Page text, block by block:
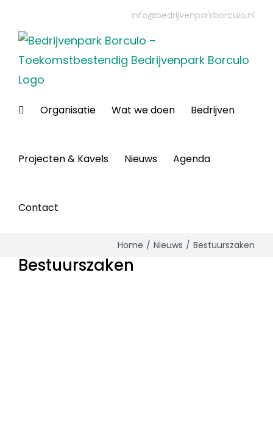
naar
inhoud
info@bedrijvenparkborculo.nl
Organisatie Wat we doen Bedrijven
Projecten & Kavels Nieuws Agenda
Contact
Home Nieuws Bestuurszaken
Bestuurszaken